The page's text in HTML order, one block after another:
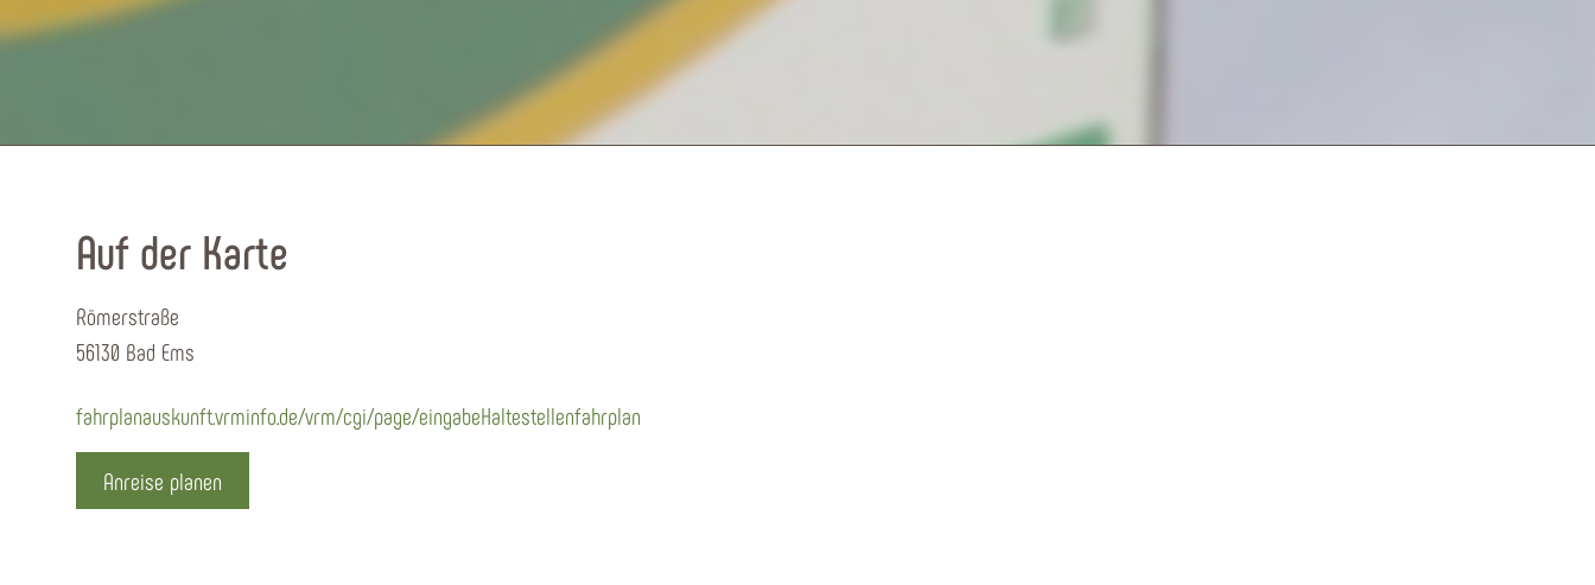
Auf der Karte
Römerstraße
56130 Bad Ems
fahrplanauskunft.vrminfo.de/vrm/cgi/page/eingabeHaltestellenfahrplan
Anreise planen